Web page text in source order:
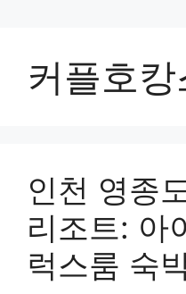
커플호캉
인천 영종
리조트: 아
럭스룸 숙